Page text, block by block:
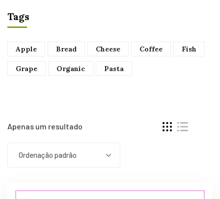
Apenas um resultado
Ordenação padrão
Tags
Apple Bread Cheese Coffee Fish
Grape Organic Pasta